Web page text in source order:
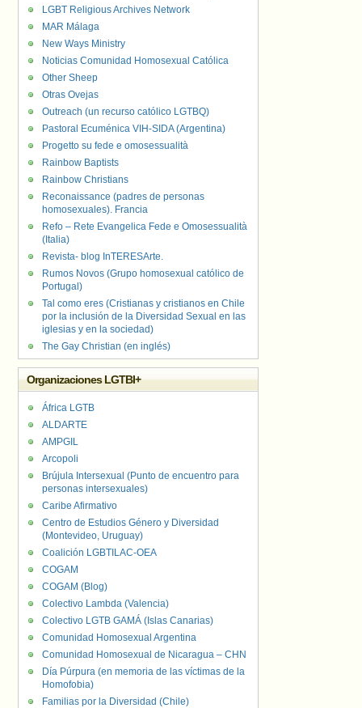
LGBT Religious Archives Network
MAR Málaga
New Ways Ministry
Noticias Comunidad Homosexual Católica
Other Sheep
Otras Ovejas
Outreach (un recurso católico LGTBQ)
Pastoral Ecuménica VIH-SIDA (Argentina)
Progetto su fede e omosessualità
Rainbow Baptists
Rainbow Christians
Reconaissance (padres de personas
homosexuales). Francia
Refo – Rete Evangelica Fede e Omosessualità
(Italia)
Revista- blog InTERESArte.
Rumos Novos (Grupo homosexual católico de
Portugal)
Tal como eres (Cristianas y cristianos en Chile
por la inclusión de la Diversidad Sexual en las
iglesias y en la sociedad)
The Gay Christian (en inglés)
Organizaciones LGTBI+
África LGTB
ALDARTE
AMPGIL
Arcopoli
Brújula Intersexual (Punto de encuentro para
personas intersexuales)
Caribe Afirmativo
Centro de Estudios Género y Diversidad
(Montevideo, Uruguay)
Coalición LGBTILAC-OEA
COGAM
COGAM (Blog)
Colectivo Lambda (Valencia)
Colectivo LGTB GAMÁ (Islas Canarias)
Comunidad Homosexual Argentina
Comunidad Homosexual de Nicaragua – CHN
Día Púrpura (en memoria de las víctimas de la
Homofobia)
Familias por la Diversidad (Chile)